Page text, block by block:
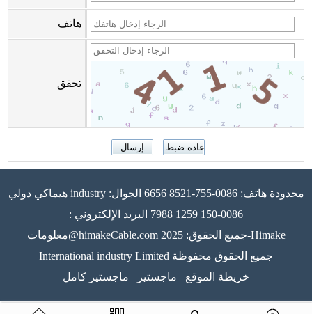
هاتف
تحقق
هيماكي دولي industry محدودة هاتف: 0086-755-8521 6656 الجوال:
0086-150 1259 7988 البريد الإلكتروني :
معلومات@himakeCable.com جميع الحقوق: 2025-Himake
International industry Limited جميع الحقوق محفوظة
خريطة الموقع
ماجستير ماجستير كامل